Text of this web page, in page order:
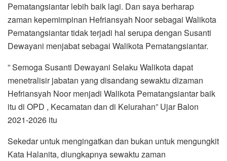
Pematangsiantar lebih baik lagi. Dan saya berharap
zaman kepemimpinan Hefriansyah Noor sebagai Walikota
Pematangsiantar tidak terjadi hal serupa dengan Susanti
Dewayani menjabat sebagai Walikota Pematangsiantar.
” Semoga Susanti Dewayani Selaku Walikota dapat
menetralisir jabatan yang disandang sewaktu dizaman
Hefriansyah Noor menjadi Walikota Pematangsiantar baik
itu di OPD , Kecamatan dan di Kelurahan” Ujar Balon
2021-2026 itu
Sekedar untuk mengingatkan dan bukan untuk mengungkit
Kata Halanita, diungkapnya sewaktu zaman